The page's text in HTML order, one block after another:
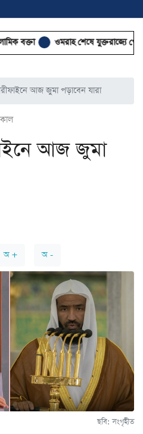
ওমরাহ শেষে যুক্তরাজ্যে পৌঁছেছেন
আজ জুমা পড়াবেন যারা
আজ জুমা
অ +
অ -
ছবি: সংগৃহীত